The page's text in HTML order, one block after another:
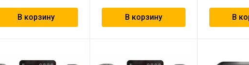
В корзину В корзину В